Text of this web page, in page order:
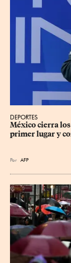
DEPORTES
México cierra
primer lugar y
Por AFP